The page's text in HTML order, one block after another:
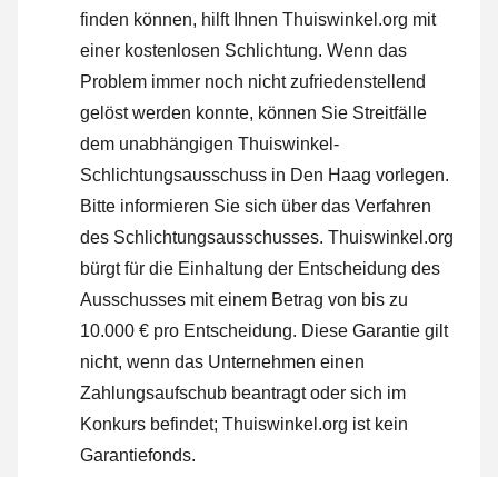
finden können, hilft Ihnen Thuiswinkel.org mit
einer kostenlosen Schlichtung. Wenn das
Problem immer noch nicht zufriedenstellend
gelöst werden konnte, können Sie Streitfälle
dem unabhängigen Thuiswinkel-
Schlichtungsausschuss in Den Haag vorlegen.
Bitte informieren Sie sich über das Verfahren
des Schlichtungsausschusses. Thuiswinkel.org
bürgt für die Einhaltung der Entscheidung des
Ausschusses mit einem Betrag von bis zu
10.000 € pro Entscheidung. Diese Garantie gilt
nicht, wenn das Unternehmen einen
Zahlungsaufschub beantragt oder sich im
Konkurs befindet; Thuiswinkel.org ist kein
Garantiefonds.